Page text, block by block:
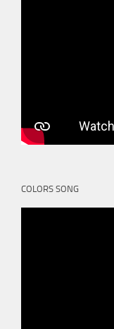
COLORS SONG